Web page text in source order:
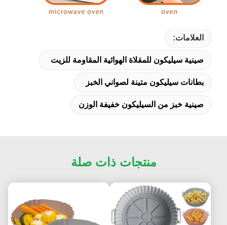
العلامات:
صينية سيليكون للمقلاة الهوائية المقاومة للزيت
بطانات سيليكون متينة لصواني الخبز
صينية خبز من السيليكون خفيفة الوزن
منتجات ذات صلة